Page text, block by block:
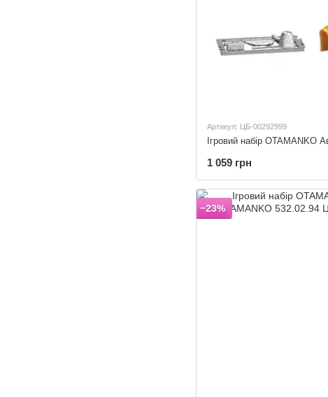
Артикул: ЦБ-00292999
1 059 грн
−23%